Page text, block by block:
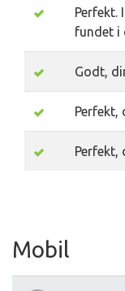
Perfekt.
fundet i
Godt,
Perfekt,
Perfekt,
Mobil